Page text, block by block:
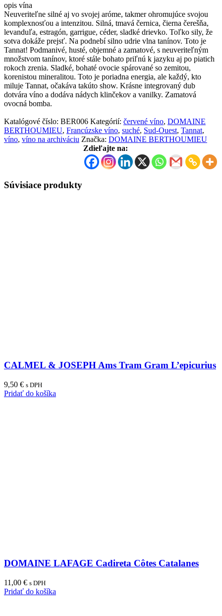
opis vína
Neuveriteľne silné aj vo svojej aróme, takmer ohromujúce svojou
komplexnosťou a intenzitou. Silná, tmavá černica, čierna čerešňa,
levanduľa, estragón, garrigue, céder, sladké drievko. Toľko sily, že
sotva dokáže prejsť. Na podnebí silno udrie vlna tanínov. Toto je
Tannat! Podmanivé, husté, objemné a zamatové, s neuveriteľným
množstvom tanínov, ktoré stále bohato priľnú k jazyku aj po piatich
rokoch zrenia. Sladké, bohaté ovocie spárované so zemitou,
korenistou mineralitou. Toto je poriadna energia, ale každý, kto
miluje Tannat, očakáva takúto show. Krásne integrovaný dub
dotvára víno a dodáva nádych klinčekov a vanilky. Zamatová
ovocná bomba.
Katalógové číslo: BER006 Kategórií: červené víno, DOMAINE
BERTHOUMIEU, Francúzske víno, suché, Sud-Ouest, Tannat,
víno, víno na archiváciu Značka: DOMAINE BERTHOUMIEU
Zdieľajte na:
Súvisiace produkty
CALMEL & JOSEPH Ams Tram Gram L’epicurius
9,50 € s DPH
Pridať do košíka
DOMAINE LAFAGE Cadireta Côtes Catalanes
11,00 € s DPH
Pridať do košíka